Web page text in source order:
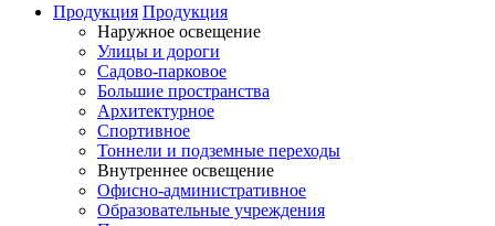
Продукция Продукция
Наружное освещение
Улицы и дороги
Садово-парковое
Большие пространства
Архитектурное
Спортивное
Тоннели и подземные переходы
Внутреннее освещение
Офисно-административное
Образовательные учреждения